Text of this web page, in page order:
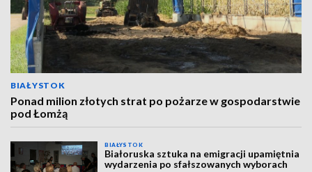
BIAŁYSTOK
Ponad milion złotych strat po pożarze w gospodarstwie
pod Łomżą
BIAŁYSTOK
Białoruska sztuka na emigracji upamiętnia
wydarzenia po sfałszowanych wyborach